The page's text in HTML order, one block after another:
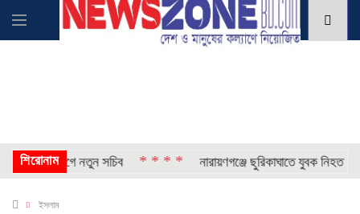
শিরোনাম
এক বিভাগে নতুন সচিব * * * * নারায়ণগঞ্জে ছুরিকাঘাতে যুবক নিহত *
ইসলাম